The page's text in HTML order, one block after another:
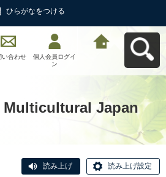
ひらがなをつける
い合わせ
個人会員ログイ
ン
Japan
読み上げ 読み上げ設定